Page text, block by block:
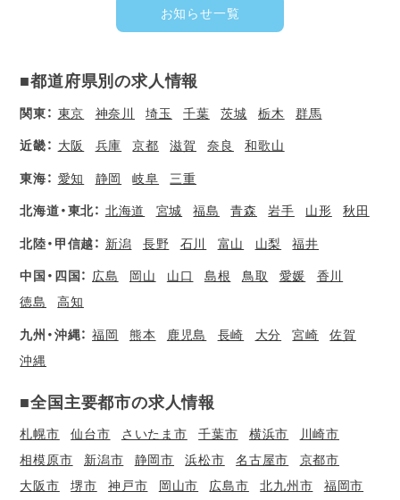
お知らせ一覧
■都道府県別の求人情報
関東： 東京 神奈川 埼玉 千葉 茨城 栃木 群馬
近畿： 大阪 兵庫 京都 滋賀 奈良 和歌山
東海： 愛知 静岡 岐阜 三重
北海道・東北： 北海道 宮城 福島 青森 岩手 山形 秋田
北陸・甲信越： 新潟 長野 石川 富山 山梨 福井
中国・四国： 広島 岡山 山口 島根 鳥取 愛媛
香川
徳島
高知
九州・沖縄： 福岡 熊本 鹿児島 長崎 大分 宮崎
佐賀
沖縄
■全国主要都市の求人情報
札幌市 仙台市 さいたま市 千葉市 横浜市
川崎市
相模原市
新潟市 静岡市 浜松市 名古屋市
京都市
大阪市
堺市 神戸市 岡山市 広島市 北九州市
福岡市